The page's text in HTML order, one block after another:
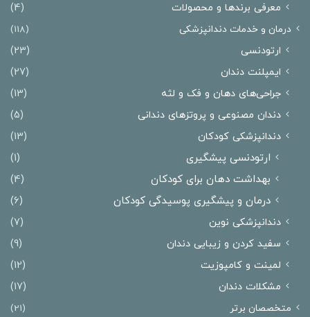
معرفی برندها و محصولات
(4)
درمان‌ و خدمات دندانپزشکی (118)
ارتودنسی
(23)
ایمپلنت دندان
(27)
جراحی‌های دهان و فک و لثه
(13)
دندان مصنوعی و پروتزهای دندانی
(5)
دندانپزشکی کودکان
(13)
ارتودنسی پیشگیری
(1)
بهداشت دهان برای کودکان
(4)
درمان و پیشگیری پوسیدگی کودکان
(6)
دندانپزشکی نوین
(7)
سفید کردن و زیبایی دندان
(9)
لمینت و کامپوزیت
(12)
مشکلات دندان
(17)
متخصصان برتر (21)